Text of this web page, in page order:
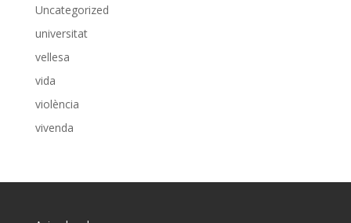
Uncategorized
universitat
vellesa
vida
violència
vivenda